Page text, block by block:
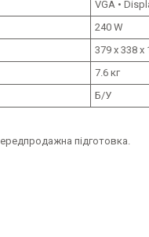
VGA •
240 W
379 x 338 x
7.6 кг
Б/У
підготовка.